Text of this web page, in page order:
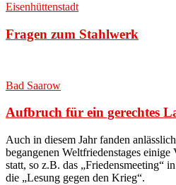
Eisenhüttenstadt
Fragen zum Stahlwerk
Bad Saarow
Aufbruch für ein gerechtes
Auch in diesem Jahr fanden
begangenen Weltfriedenstages
statt, so z.B. das „Friedensmeeting“
die „Lesung gegen den Krieg“.